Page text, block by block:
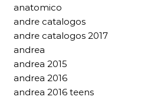
anatomico
andre catalogos
andre catalogos 2017
andrea
andrea 2015
andrea 2016
andrea 2016 teens